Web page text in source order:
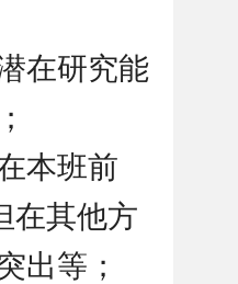
在研究能
本班前
在其他方
出等；